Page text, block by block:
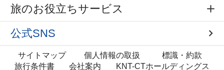
旅のお役立ちサービス
公式SNS
サイトマップ 個人情報の取扱
標識・約款
旅行条件書
会社案内 KNT-CTホールディングス